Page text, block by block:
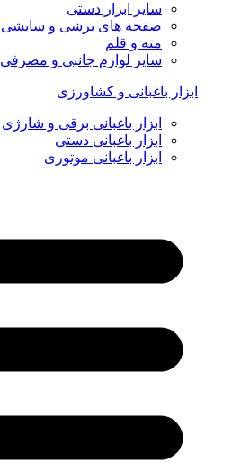
سایر ابزار دستی
صفحه های برشی و سایشی
مته و قلم
سایر لوازم جانبی و مصرفی
ابزار باغبانی و کشاورزی
ابزار باغبانی برقی و شارژی
ابزار باغبانی دستی
ابزار باغبانی موتوری